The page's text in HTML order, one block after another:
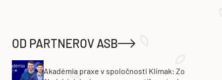
OD PARTNEROV ASB
Akadémia praxe v spoločnosti Klimak: Zo